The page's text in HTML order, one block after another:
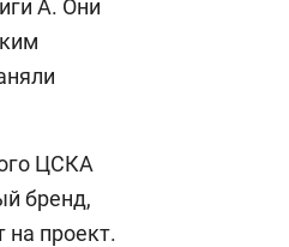
А. Они
ЦСКА
бренд,
на проект.